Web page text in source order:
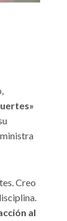
Creo
al